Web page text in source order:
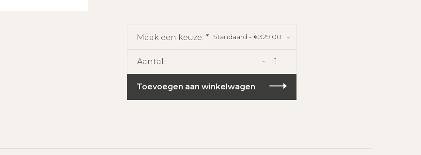
Maak een keuze: * Standaard - €329,00
Aantal: +
-
Toevoegen aan winkelwagen